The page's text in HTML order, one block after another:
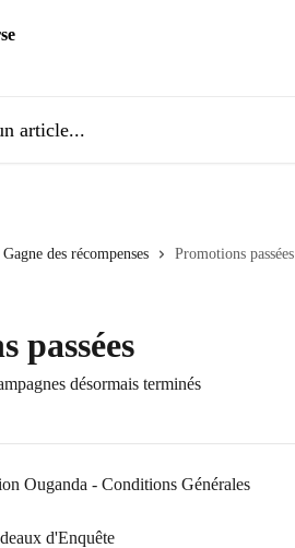
Gagne des récompenses Promotions passées
passées
désormais terminés
Ouganda - Conditions Générales
d'Enquête